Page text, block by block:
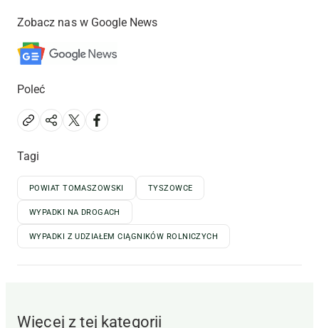
Zobacz nas w Google News
Poleć
Tagi
POWIAT TOMASZOWSKI TYSZOWCE
WYPADKI NA DROGACH
WYPADKI Z UDZIAŁEM CIĄGNIKÓW ROLNICZYCH
Więcej z tej kategorii